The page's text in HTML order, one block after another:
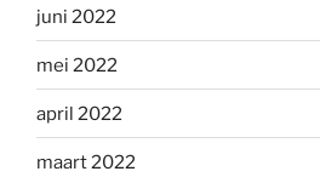
juni 2022
mei 2022
april 2022
maart 2022